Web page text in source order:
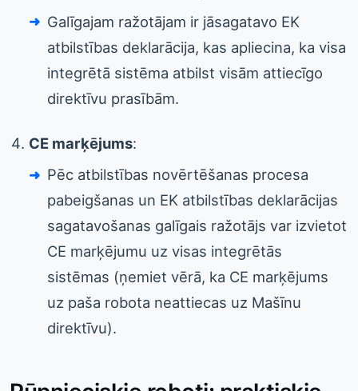
Galīgajam ražotājam ir jāsagatavo EK
atbilstības deklarācija, kas apliecina, ka visa
integrētā sistēma atbilst visām attiecīgo
direktīvu prasībām.
CE marķējums:
Pēc atbilstības novērtēšanas procesa
pabeigšanas un EK atbilstības deklarācijas
sagatavošanas galīgais ražotājs var izvietot
CE marķējumu uz visas integrētās
sistēmas (ņemiet vērā, ka CE marķējums
uz paša robota neattiecas uz Mašīnu
direktīvu).